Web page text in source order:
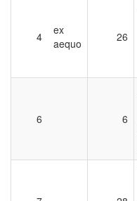
4
ex
aequo
26
6 6